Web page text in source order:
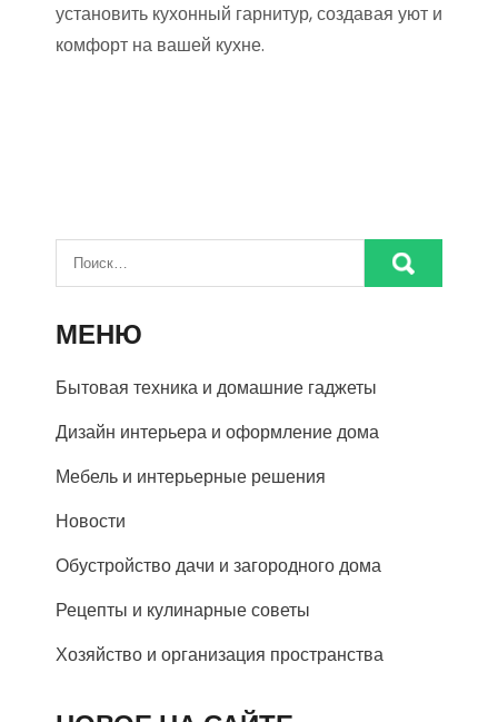
установить кухонный гарнитур, создавая уют и
комфорт на вашей кухне.
МЕНЮ
Бытовая техника и домашние гаджеты
Дизайн интерьера и оформление дома
Мебель и интерьерные решения
Новости
Обустройство дачи и загородного дома
Рецепты и кулинарные советы
Хозяйство и организация пространства